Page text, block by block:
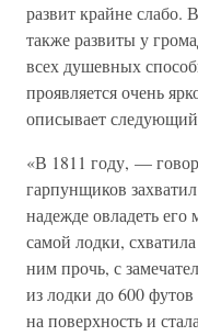
развит крайне слабо.
также развиты у
всех душевных
проявляется очень
описывает
«В 1811 году, —
гарпунщиков
надежде овладеть
самой лодки,
ним прочь, с
из лодки до 600
на поверхность и